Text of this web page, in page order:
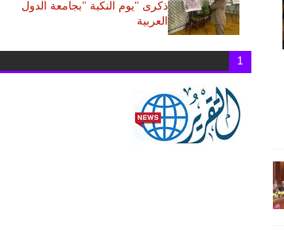
ذكرى "يوم النكبة "بجامعة الدول
العربية
1